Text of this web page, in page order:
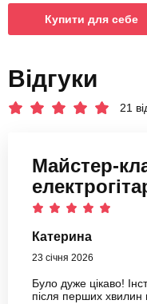
Купити для себе
Відгуки
21
Майстер-
Катерина
23 січня 2026
Було дуже цікаво!
після перших хвилин